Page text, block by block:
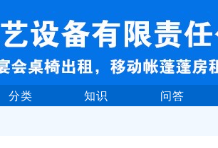
分类 知识 问答